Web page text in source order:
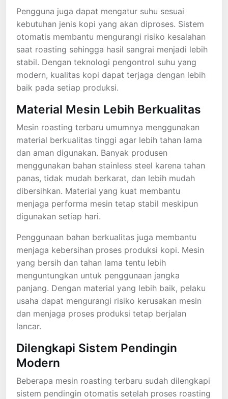
Pengguna juga dapat mengatur suhu sesuai
kebutuhan jenis kopi yang akan diproses. Sistem
otomatis membantu mengurangi risiko kesalahan
saat roasting sehingga hasil sangrai menjadi lebih
stabil. Dengan teknologi pengontrol suhu yang
modern, kualitas kopi dapat terjaga dengan lebih
baik pada setiap produksi.
Material Mesin Lebih Berkualitas
Mesin roasting terbaru umumnya menggunakan
material berkualitas tinggi agar lebih tahan lama
dan aman digunakan. Banyak produsen
menggunakan bahan stainless steel karena tahan
panas, tidak mudah berkarat, dan lebih mudah
dibersihkan. Material yang kuat membantu
menjaga performa mesin tetap stabil meskipun
digunakan setiap hari.
Penggunaan bahan berkualitas juga membantu
menjaga kebersihan proses produksi kopi. Mesin
yang bersih dan tahan lama tentu lebih
menguntungkan untuk penggunaan jangka
panjang. Dengan material yang lebih baik, pelaku
usaha dapat mengurangi risiko kerusakan mesin
dan menjaga proses produksi tetap berjalan
lancar.
Dilengkapi Sistem Pendingin
Modern
Beberapa mesin roasting terbaru sudah dilengkapi
sistem pendingin otomatis setelah proses roasting